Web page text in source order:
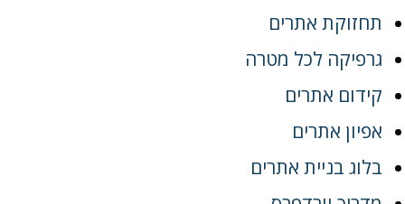
תחזוקת אתרים
גרפיקה לכל מטרה
קידום אתרים
אפיון אתרים
בלוג בניית אתרים